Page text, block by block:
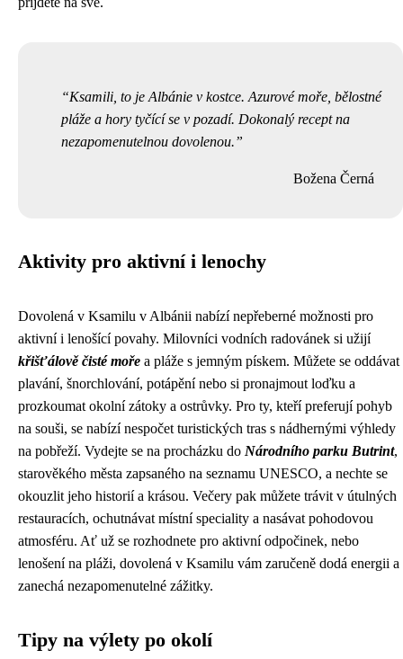
Ksamili, to je Albánie v kostce. Azurové moře, bělostné
pláže a hory tyčící se v pozadí. Dokonalý recept na
nezapomenutelnou dovolenou.
Božena Černá
Aktivity pro aktivní i lenochy
Dovolená v Ksamilu v Albánii nabízí nepřeberné možnosti pro
aktivní i lenošící povahy. Milovníci vodních radovánek si užijí
křišťálově čisté moře a pláže s jemným pískem. Můžete se oddávat
plavání, šnorchlování, potápění nebo si pronajmout loďku a
prozkoumat okolní zátoky a ostrůvky. Pro ty, kteří preferují pohyb
na souši, se nabízí nespočet turistických tras s nádhernými výhledy
na pobřeží. Vydejte se na procházku do Národního parku Butrint,
starověkého města zapsaného na seznamu UNESCO, a nechte se
okouzlit jeho historií a krásou. Večery pak můžete trávit v útulných
restauracích, ochutnávat místní speciality a nasávat pohodovou
atmosféru. Ať už se rozhodnete pro aktivní odpočinek, nebo
lenošení na pláži, dovolená v Ksamilu vám zaručeně dodá energii a
zanechá nezapomenutelné zážitky.
Tipy na výlety po okolí